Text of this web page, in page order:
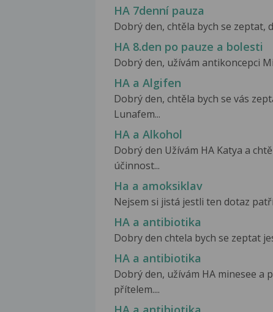
HA 7denní pauza
Dobrý den, chtěla bych se zeptat,
HA 8.den po pauze a bolesti
Dobrý den, užívám antikoncepci
HA a Algifen
Dobrý den, chtěla bych se vás
Lunafem...
HA a Alkohol
Dobrý den Užívám HA Katya a
účinnost...
Ha a amoksiklav
Nejsem si jistá jestli ten dotaz
HA a antibiotika
Dobry den chtela bych se zeptat
HA a antibiotika
Dobrý den, užívám HA minesee a
přítelem....